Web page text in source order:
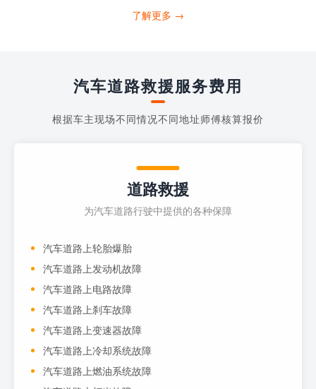
打4006363122请求送油人员来帮助你。
了解更多 →
汽车道路救援服务费用
根据车主现场不同情况不同地址师傅核算报价
道路救援
为汽车道路行驶中提供的各种保障
汽车道路上轮胎爆胎
汽车道路上发动机故障
汽车道路上电路故障
汽车道路上刹车故障
汽车道路上变速器故障
汽车道路上冷却系统故障
汽车道路上燃油系统故障